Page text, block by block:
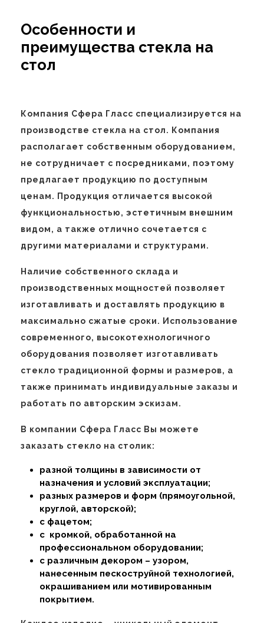
Особенности и
преимущества стекла на
стол
Компания Сфера Гласс специализируется на
производстве стекла на стол. Компания
располагает собственным оборудованием,
не сотрудничает с посредниками, поэтому
предлагает продукцию по доступным
ценам. Продукция отличается высокой
функциональностью, эстетичным внешним
видом, а также отлично сочетается с
другими материалами и структурами.
Наличие собственного склада и
производственных мощностей позволяет
изготавливать и доставлять продукцию в
максимально сжатые сроки. Использование
современного, высокотехнологичного
оборудования позволяет изготавливать
стекло традиционной формы и размеров, а
также принимать индивидуальные заказы и
работать по авторским эскизам.
В компании Сфера Гласс Вы можете
заказать стекло на столик:
разной толщины в зависимости от
назначения и условий эксплуатации;
разных размеров и форм (прямоугольной,
круглой, авторской);
с фацетом;
с кромкой, обработанной на
профессиональном оборудовании;
с различным декором – узором,
нанесенным пескоструйной технологией,
окрашиванием или мотивированным
покрытием.